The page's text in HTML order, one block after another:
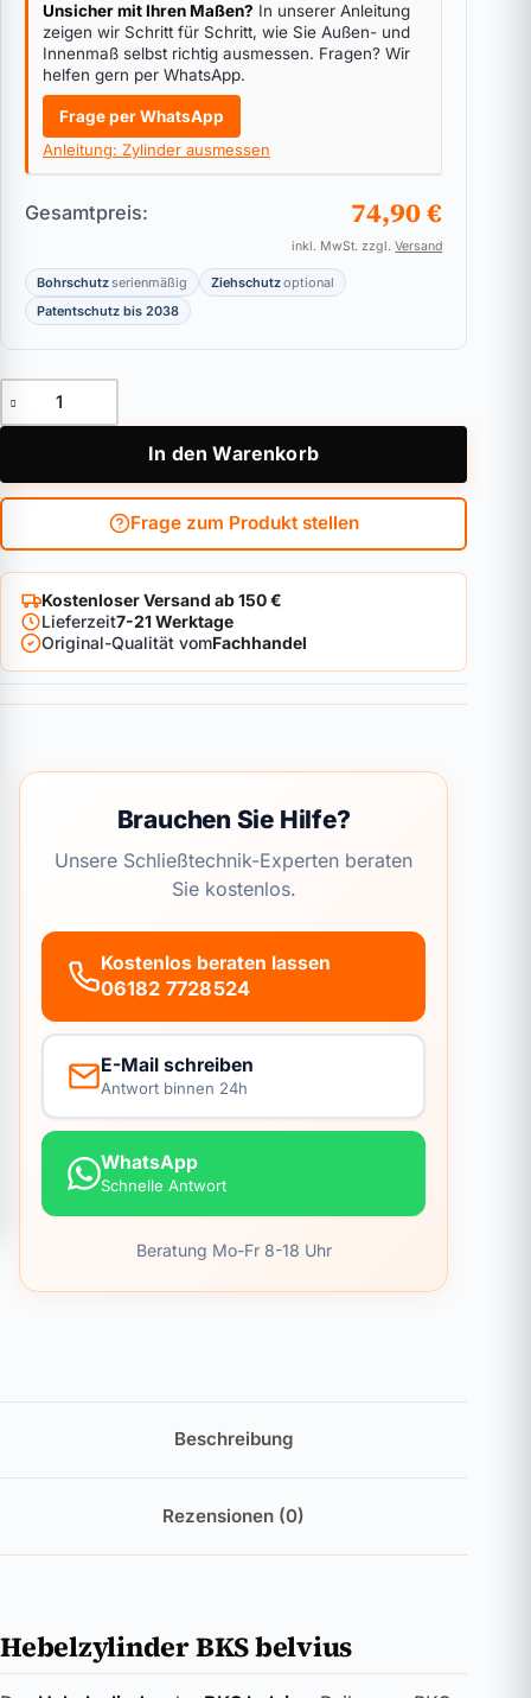
Unsicher mit Ihren Maßen? In unserer Anleitung
zeigen wir Schritt für Schritt, wie Sie Außen- und
Innenmaß selbst richtig ausmessen. Fragen? Wir
helfen gern per WhatsApp.
Frage per WhatsApp
Anleitung: Zylinder ausmessen
Gesamtpreis: 74,90 €
inkl. MwSt. zzgl.Versand
Bohrschutzserienmäßig Ziehschutzoptional
Patentschutz bis 2038
Hebelzylinder BKS belvius Menge
In den Warenkorb
Frage zum Produkt stellen
Kostenloser Versand ab 150 €
Lieferzeit7-21 Werktage
Original-Qualität vomFachhandel
Brauchen Sie Hilfe?
Unsere Schließtechnik-Experten beraten
Sie kostenlos.
Kostenlos beraten lassen
06182 7728524
E-Mail schreiben
Antwort binnen 24h
WhatsApp
Schnelle Antwort
Beratung Mo-Fr 8-18 Uhr
Beschreibung
Rezensionen (0)
Hebelzylinder BKS belvius